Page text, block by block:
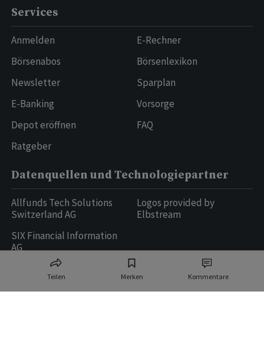
Teilen Merken Kommentare
Services
Anmelden
Börsenabos
Newsletter
E-Banking
Depot eröffnen
Ratgeber
E-Rechner
Börsenlexikon
Sparplan
Vorsorge
FAQ
Datenquellen und Technologiepartner
Allfunds Tech Solutions
Switzerland AG
SIX Financial Information
AG
Logos provided by
Elbstream
Ringier AG | Ringier Medien Schweiz